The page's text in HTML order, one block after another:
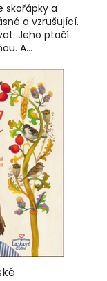
skořápky a
a vzrušující.
Jeho ptačí
A...